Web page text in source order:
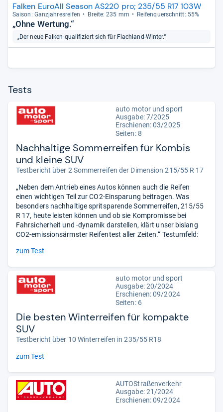
Falken EuroAll Season AS220 pro; 235/55 R17 103W
Sai­son: Ganz­jah­res­rei­fen Breite: 235 mm Rei­fen­quer­schnitt: 55%
„Ohne Wertung.“
„Der neue Falken qualifiziert sich für Flachland-Winter.“
Tests
auto motor und sport
Ausgabe: 7/2025
Erschienen: 03/2025
Seiten: 8
Nachhaltige Sommerreifen für Kombis
und kleine SUV
Testbericht über 2 Sommerreifen der Dimension 215/55 R 17
„Neben dem Antrieb eines Autos können auch die Reifen
einen wichtigen Teil zur CO2-Einsparung beitragen. Was
besonders nachhaltige spritsparende Sommerreifen, 215/55
R 17, heute leisten können und ob sie Kompromisse bei
Fahrsicherheit und -dynamik darstellen, klärt unser bislang
CO2-emissionsärmster Reifentest aller Zeiten.“ Testumfeld:
zum Test
auto motor und sport
Ausgabe: 20/2024
Erschienen: 09/2024
Seiten: 6
Die besten Winterreifen für kompakte
SUV
Testbericht über 10 Winterreifen in 235/55 R18
zum Test
AUTOStraßenverkehr
Ausgabe: 21/2024
Erschienen: 09/2024